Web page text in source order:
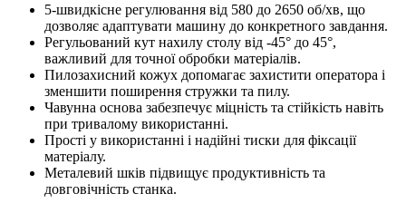
5-швидкісне регулювання від 580 до 2650 об/хв, що
дозволяє адаптувати машину до конкретного завдання.
Регульований кут нахилу столу від -45° до 45°,
важливий для точної обробки матеріалів.
Пилозахисний кожух допомагає захистити оператора і
зменшити поширення стружки та пилу.
Чавунна основа забезпечує міцність та стійкість навіть
при тривалому використанні.
Прості у використанні і надійні тиски для фіксації
матеріалу.
Металевий шків підвищує продуктивність та
довговічність станка.